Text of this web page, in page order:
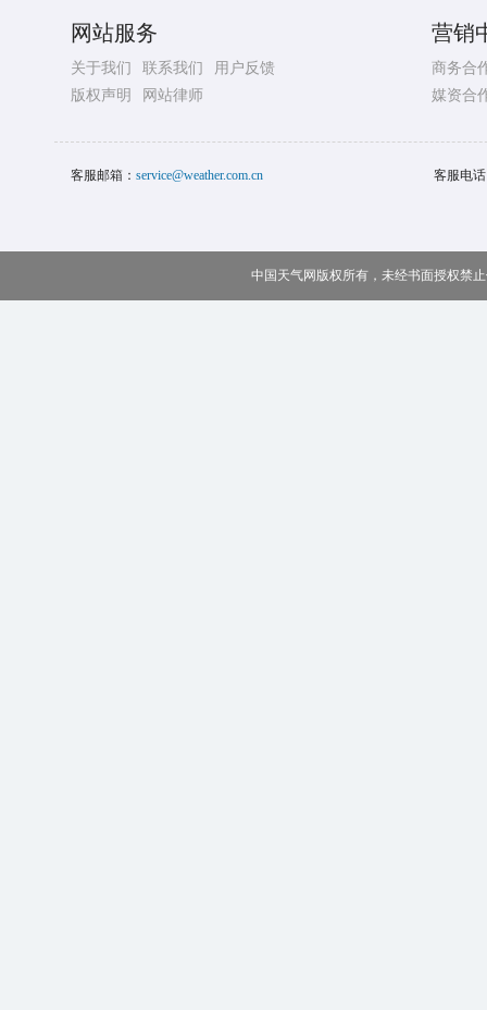
网站服务
关于我们 联系我们
用户反馈
版权声明
网站律师
营销
商务合
媒资合
客服邮箱： service@weather.com.cn 客服电
中国天气网版权所有，未经书面授权